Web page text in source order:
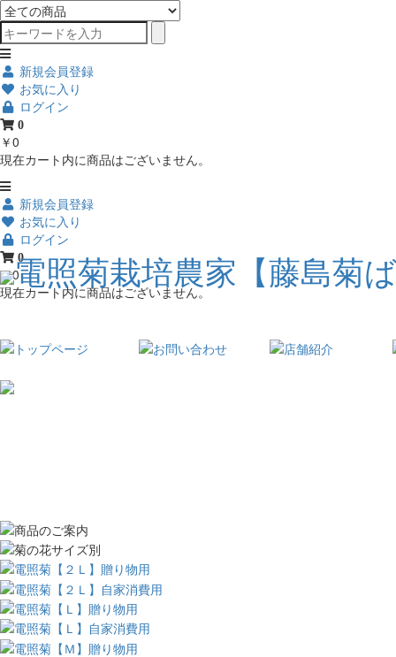
新規会員登録
お気に入り
ログイン
0
￥0
現在カート内に商品はございません。
新規会員登録
お気に入り
ログイン
0
￥0
現在カート内に商品はございません。